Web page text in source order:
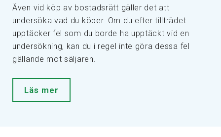
Även vid köp av bostadsrätt gäller det att
undersöka vad du köper. Om du efter tillträdet
upptäcker fel som du borde ha upptäckt vid en
undersökning, kan du i regel inte göra dessa fel
gällande mot säljaren.
Läs mer